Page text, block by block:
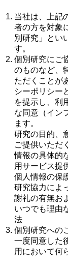
当社は、上記
者の方を対象
別研究」とい
す。
個別研究にご
のものなど、
ただくことが
シーポリシー
を提示し、利
な同意（イン
ます。
研究の目的、
ご提供いただ
情報の具体的
用サービス提
個人情報の保
研究協力によ
謝礼の有無お
いつでも理由
法
個別研究への
一度同意した
用において何